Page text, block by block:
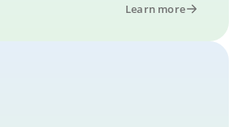
Learn more